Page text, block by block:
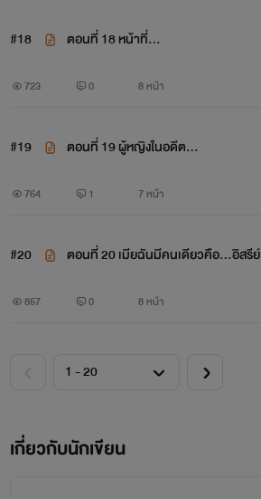
#18 ตอนที่ 18 หน้าที่...
723 0 8 หน้า
#19 ตอนที่ 19 ผู้หญิงในอดีต...
764 1 7 หน้า
#20 ตอนที่ 20 เมียฉันมีคนเดียวคือ...อิสรีย์
857 0 8 หน้า
เกี่ยวกับนักเขียน